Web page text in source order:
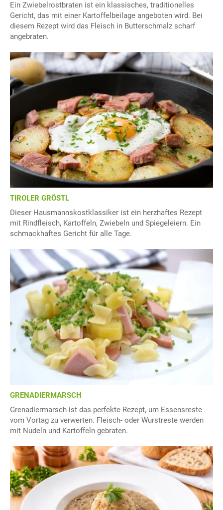
Ein Zwiebelrostbraten ist ein klassisches, traditionelles
Gericht, das mit einer Kartoffelbeilage angeboten wird. Bei
diesem Rezept wird das Fleisch in Butterschmalz scharf
angebraten.
TIROLER GRÖSTL
Dieser Hausmannskostklassiker ist ein herzhaftes Rezept
mit Rindfleisch, Kartoffeln, Zwiebeln und Spiegeleiern. Ein
schmackhaftes Gericht für alle Tage.
GRENADIERMARSCH
Grenadiermarsch ist das perfekte Rezept, um Essensreste
vom Vortag zu verwerten. Fleisch- oder Wurstreste werden
mit Nudeln und Kartoffeln gebraten.